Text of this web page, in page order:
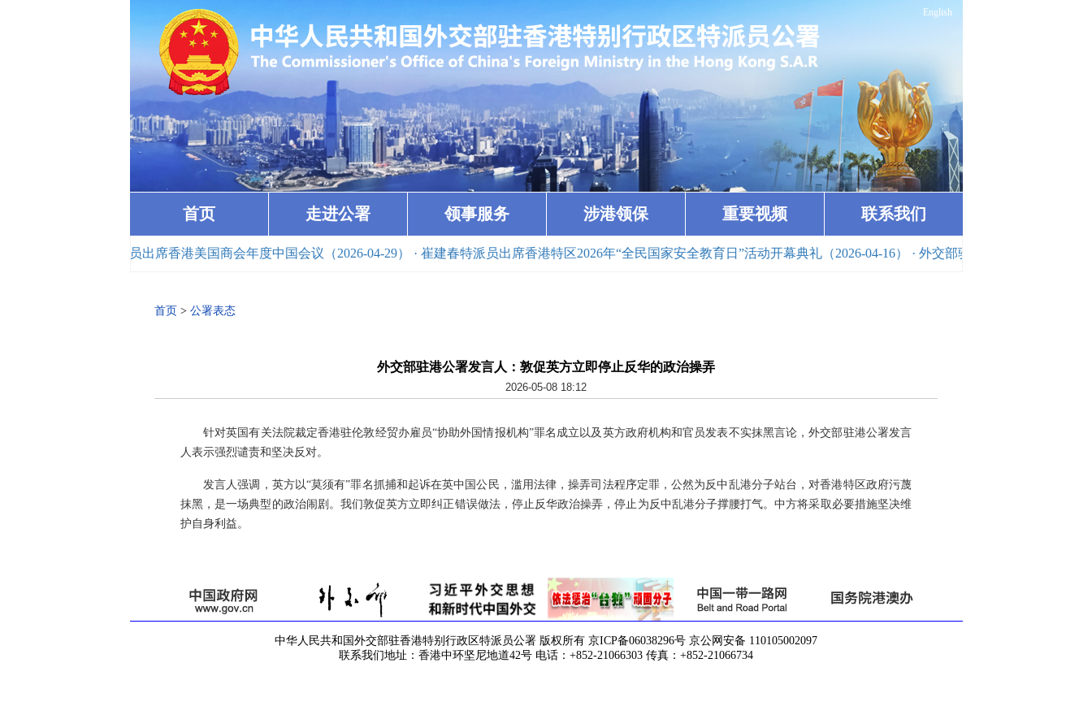
English
首页 走进公署 领事服务 涉港领保 重要视频 联系我们
· 崔建春特派员出席香港美国商会年度中国会议（2026-04-29） · 崔建春特派员出席香港特区2026年“全民国家安全教育日”活动开幕典礼（2026-04-16） · 外交部驻港公署举办全国两会精
首页 > 公署表态
外交部驻港公署发言人：敦促英方立即停止反华的政治操弄
2026-05-08 18:12
针对英国有关法院裁定香港驻伦敦经贸办雇员“协助外国情报机构”罪名成立以及英方政府机构和官员发表不实抹黑言论，外交部驻港公署发言
人表示强烈谴责和坚决反对。
发言人强调，英方以“莫须有”罪名抓捕和起诉在英中国公民，滥用法律，操弄司法程序定罪，公然为反中乱港分子站台，对香港特区政府污蔑
抹黑，是一场典型的政治闹剧。我们敦促英方立即纠正错误做法，停止反华政治操弄，停止为反中乱港分子撑腰打气。中方将采取必要措施坚决维
护自身利益。
中华人民共和国外交部驻香港特别行政区特派员公署 版权所有 京ICP备06038296号 京公网安备 110105002097
联系我们地址：香港中环坚尼地道42号 电话：+852-21066303 传真：+852-21066734